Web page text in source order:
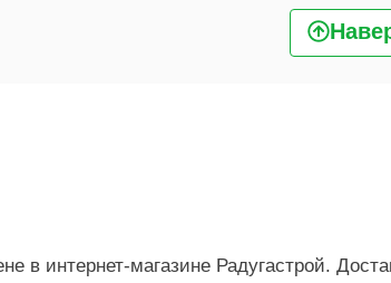
в интернет-магазине Радугастрой.